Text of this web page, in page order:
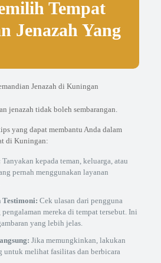
Tempat
Jenazah Yang
jenazah tidak boleh sembarangan.
yang dapat membantu Anda dalam
di Kuningan:
Tanyakan kepada teman, keluarga, atau
pernah menggunakan layanan
Testimoni: Cek ulasan dari pengguna
mereka di tempat tersebut. Ini
yang lebih jelas.
Jika memungkinkan, lakukan
untuk melihat fasilitas dan berbicara